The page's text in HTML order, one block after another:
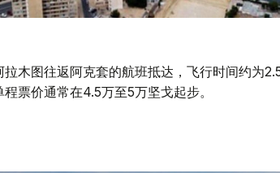
木图往返阿克套的航班抵达，飞行时间约为
票价通常在4.5万至5万坚戈起步。